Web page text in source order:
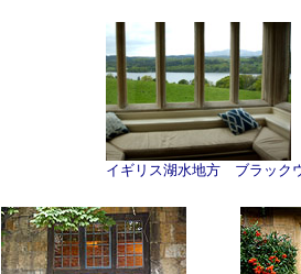
イギリス湖水地方 ブラック